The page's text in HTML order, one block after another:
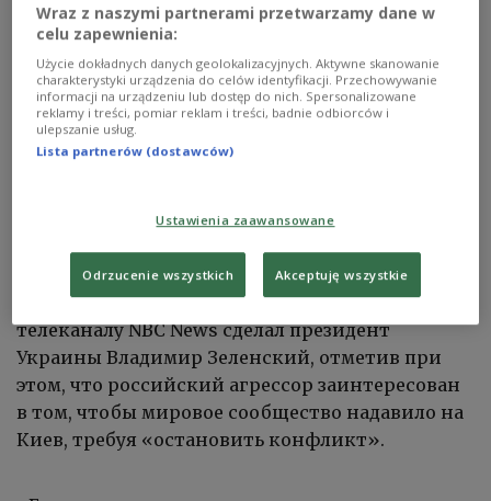
Россия намерена взорвать Запорожскую АЭС
для дестабилизации ситуации в Украине. Такое
заявление в интервью американскому
телеканалу NBC News сделал президент
Украины Владимир Зеленский, отметив при
этом, что российский агрессор заинтересован
в том, чтобы мировое сообщество надавило на
Киев, требуя «остановить конфликт».
Wraz z naszymi partnerami przetwarzamy dane w
celu zapewnienia:
Użycie dokładnych danych geolokalizacyjnych. Aktywne skanowanie
charakterystyki urządzenia do celów identyfikacji. Przechowywanie
informacji na urządzeniu lub dostęp do nich. Spersonalizowane
reklamy i treści, pomiar reklam i treści, badnie odbiorców i
ulepszanie usług.
Lista partnerów (dostawców)
Ustawienia zaawansowane
Odrzucenie wszystkich Akceptuję wszystkie